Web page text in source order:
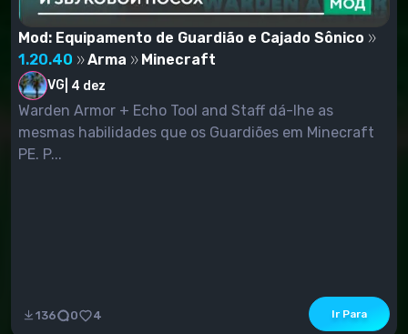
Mod: Equipamento de Guardião e Cajado Sônico
1.20.40
Arma Minecraft
VG 4 dez
Warden Armor + Echo Tool and Staff dá-lhe as
mesmas habilidades que os Guardiões em Minecraft
PE. P...
136 0 4 Ir Para